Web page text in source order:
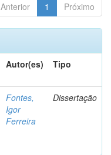
Anterior 1 Próximo
Autor(es) Tipo
Fontes,
Igor
Ferreira
Dissertação